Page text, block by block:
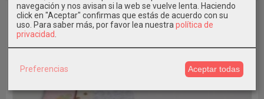
navegación y nos avisan si la web se vuelve lenta. Haciendo
click en "Aceptar" confirmas que estás de acuerdo con su
uso. Para saber más, por favor lea nuestra política de
privacidad
Preferencias Aceptar todas